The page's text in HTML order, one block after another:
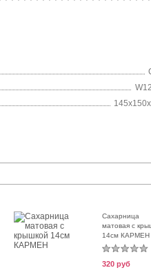
Сахарница
матовая с
14см КАРМЕН
320 руб